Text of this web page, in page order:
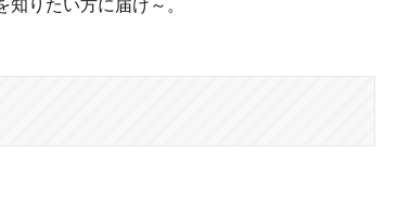
りたい方に届け～。